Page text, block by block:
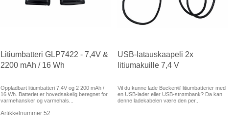
Litiumbatteri GLP7422 - 7,4V &
2200 mAh / 16 Wh
Oppladbart litiumbatteri 7,4V og 2 200 mAh /
16 Wh. Batteriet er hovedsakelig beregnet for
varmehansker og varmehals...
Artikkelnummer 52
USB-latauskaapeli 2x
litiumakuille 7,4 V
Vil du kunne lade Bucken® litiumbatterier med
en USB-lader eller USB-strømbank? Da kan
denne ladekabelen være den per...